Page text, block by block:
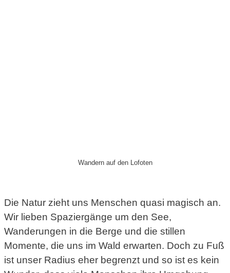
Wandern auf den Lofoten
Die Natur zieht uns Menschen quasi magisch an.
Wir lieben Spaziergänge um den See,
Wanderungen in die Berge und die stillen
Momente, die uns im Wald erwarten. Doch zu Fuß
ist unser Radius eher begrenzt und so ist es kein